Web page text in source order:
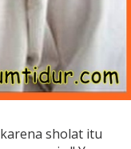
sholat itu